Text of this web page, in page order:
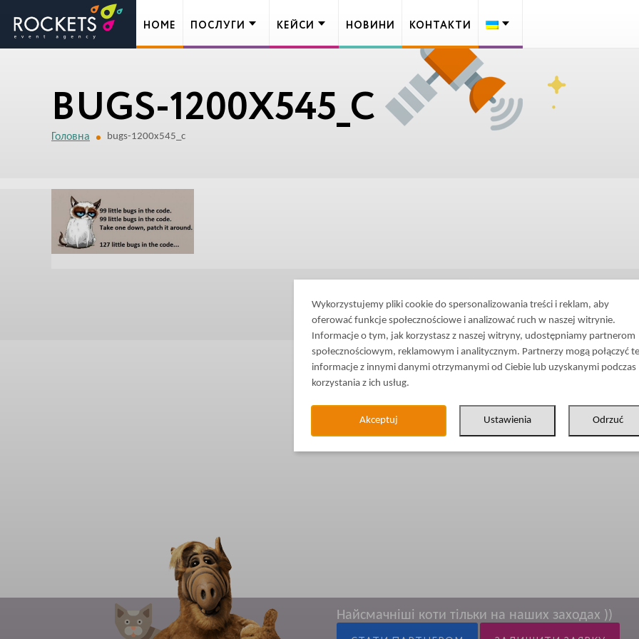
BUGS-1200X545_C
Головна bugs-1200x545_c
Найсмачніші коти тільки на наших заходах ))
HOME ПОСЛУГИ КЕЙСИ НОВИНИ КОНТАКТИ
Wykorzystujemy pliki cookie do spersonalizowania treści i reklam, aby
oferować funkcje społecznościowe i analizować ruch w naszej witrynie.
Informacje o tym, jak korzystasz z naszej witryny, udostępniamy partnerom
społecznościowym, reklamowym i analitycznym. Partnerzy mogą połączyć te
informacje z innymi danymi otrzymanymi od Ciebie lub uzyskanymi podczas
korzystania z ich usług.
Akceptuj Ustawienia Odrzuć